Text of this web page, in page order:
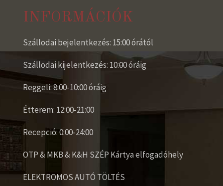
INFORMÁCIÓK
Szállodai bejelentkezés: 15:00 órától
Szállodai kijelentkezés: 10:00 óráig
Reggeli: 8:00-10:00 óráig
Étterem: 12:00-21:00
Recepció: 0:00-24:00
OTP & MKB & K&H SZÉP Kártya elfogadóhely
ELEKTROMOS AUTÓ TÖLTÉS